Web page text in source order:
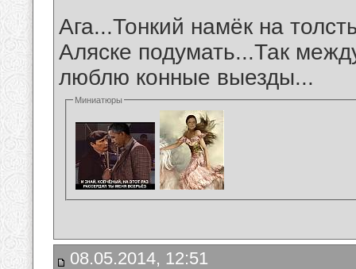
Ага...Тонкий намёк на
Аляске подумать...Так
люблю конные выезды...
Миниатюры
08.05.2014, 12:51